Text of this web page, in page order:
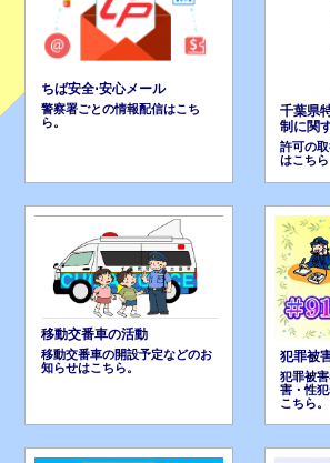
ちば安全⋅安心メール
警察署ごとの情報配信はこち
ら。
千葉県
制に関
許可の
はこちら
移動交番車の活動
移動交番車の開設予定などのお
知らせはこちら。
犯罪被
犯罪被
害・性
こちら。